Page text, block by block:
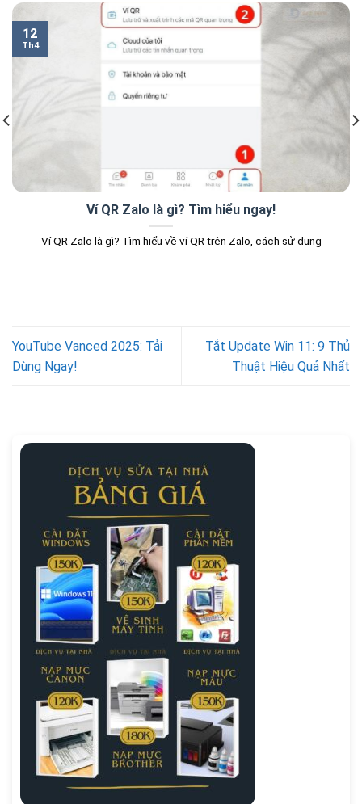
Ví QR Zalo là gì? Tìm hiểu ngay!
Ví QR Zalo là gì? Tìm hiểu về ví QR trên Zalo, cách sử dụng
12
Th4
YouTube Vanced 2025: Tải
Dùng Ngay!
Tắt Update Win 11: 9 Thủ
Thuật Hiệu Quả Nhất